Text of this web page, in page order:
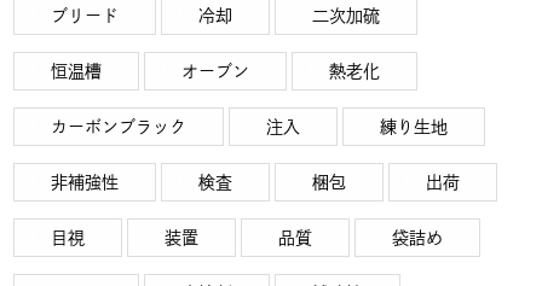
ブリード 冷却 二次加硫
恒温槽 オーブン 熱老化
カーボンブラック 注入 練り生地
非補強性 検査 梱包 出荷
目視 装置 品質 袋詰め